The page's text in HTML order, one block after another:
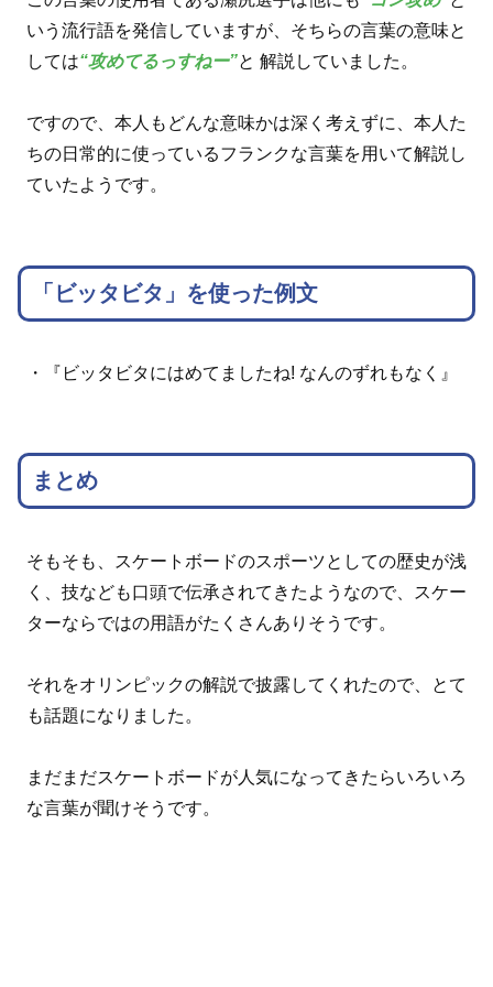
いう流行語を発信していますが、そちらの言葉の意味と
しては“攻めてるっすねー”と 解説していました。
ですので、本人もどんな意味かは深く考えずに、本人た
ちの日常的に使っているフランクな言葉を用いて解説し
ていたようです。
「ビッタビタ」を使った例文
・『ビッタビタにはめてましたね! なんのずれもなく』
まとめ
そもそも、スケートボードのスポーツとしての歴史が浅
く、技なども口頭で伝承されてきたようなので、スケー
ターならではの用語がたくさんありそうです。
それをオリンピックの解説で披露してくれたので、とて
も話題になりました。
まだまだスケートボードが人気になってきたらいろいろ
な言葉が聞けそうです。